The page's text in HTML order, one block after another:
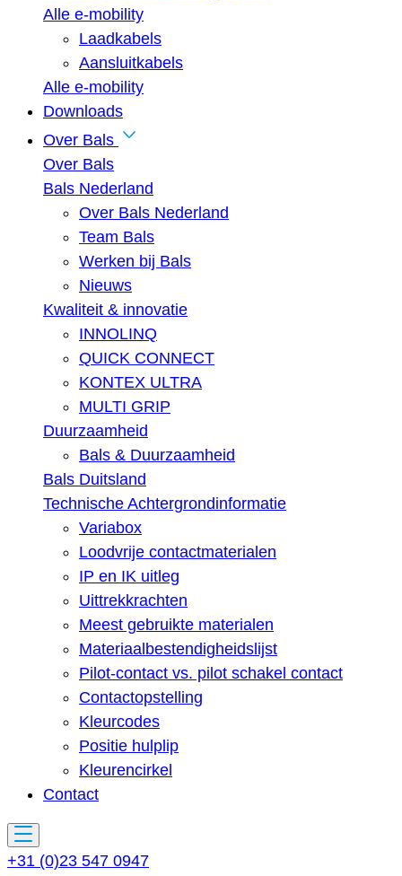
Alle e-mobility
Laadkabels
Aansluitkabels
Alle e-mobility
Downloads
Over Bals
Over Bals
Bals Nederland
Over Bals Nederland
Team Bals
Werken bij Bals
Nieuws
Kwaliteit & innovatie
INNOLINQ
QUICK CONNECT
KONTEX ULTRA
MULTI GRIP
Duurzaamheid
Bals & Duurzaamheid
Bals Duitsland
Technische Achtergrondinformatie
Variabox
Loodvrije contactmaterialen
IP en IK uitleg
Uittrekkrachten
Meest gebruikte materialen
Materiaalbestendigheidslijst
Pilot-contact vs. pilot schakel contact
Contactopstelling
Kleurcodes
Positie hulplip
Kleurencirkel
Contact
+31 (0)23 547 0947